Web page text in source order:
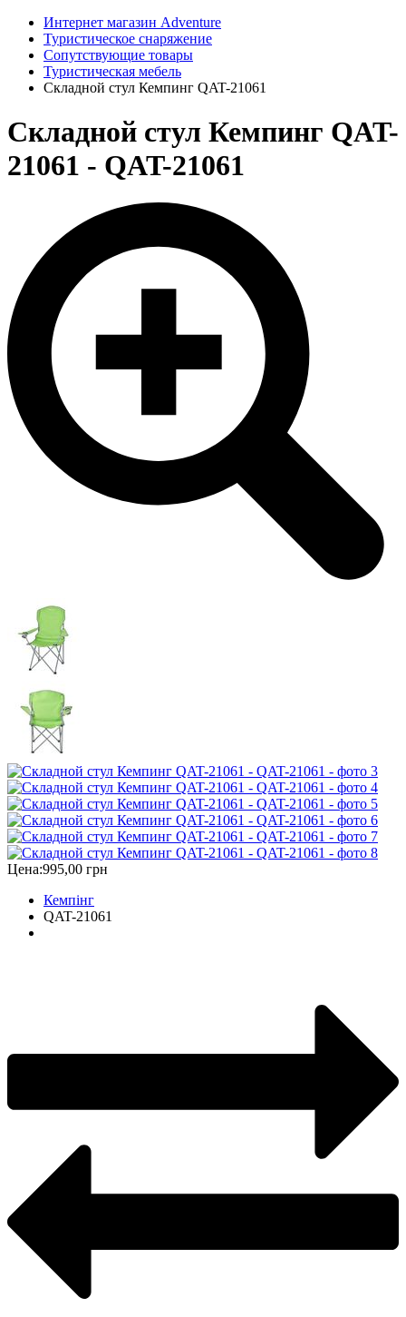
Интернет магазин Adventure
Туристическое снаряжение
Сопутствующие товары
Туристическая мебель
Складной стул Кемпинг QAT-21061
Складной стул Кемпинг QAT-
21061 - QAT-21061
Цена:995,00 грн
Кемпінг
QAT-21061